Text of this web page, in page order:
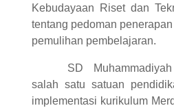
Kebudayaan Riset dan
tentang pedoman
pemulihan pembelajaran.
SD
salah satu satuan
implementasi kurikulum